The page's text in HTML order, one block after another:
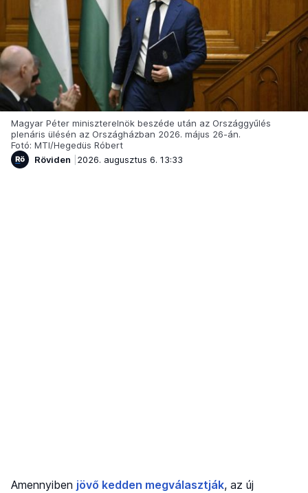
Magyar Péter miniszterelnök beszéde után az Országgyűlés
plenáris ülésén az Országházban 2026. május 26-án.
Fotó: MTI/Hegedüs Róbert
Röviden
2026. augusztus 6. 13:33
Amennyiben jövő kedden megválasztják, az új